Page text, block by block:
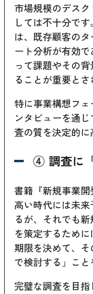
市場規模のデス
しては不十分で
は、既存顧客の
ート分析が有効
って課題やその
ることが重要とさ
特に事業構想フ
ンタビューを通
査の質を決定的に
④ 調査に
書籍『新規事業
高い時代には未
るが、それでも
を策定するため
期限を決めて、
で検討する」こと
完璧な調査を目